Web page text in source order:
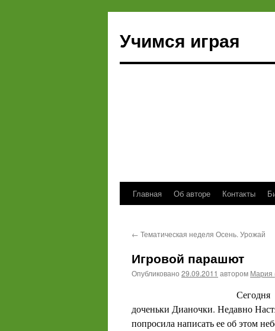
Учимся играя
Перейти
содержимому
Главная Об авторе Контакты
← Тематическая неделя Осень. Урожай
Игровой парашют
Опубликовано 29.09.2011 автором Мария
доченьки Дианочки. Недавно
попросила написать ее об этом